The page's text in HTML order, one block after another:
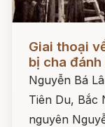
Giai thoại
bị cha
Nguyễn Bá
Tiên Du, Bắc
nguyên